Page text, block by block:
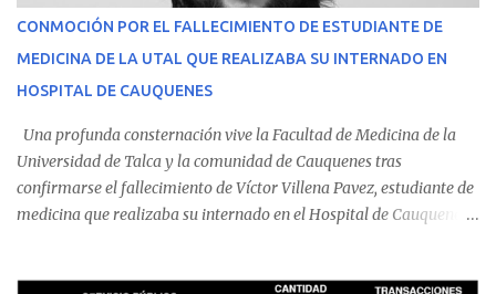
CONMOCIÓN POR EL FALLECIMIENTO DE ESTUDIANTE DE
MEDICINA DE LA UTAL QUE REALIZABA SU INTERNADO EN
HOSPITAL DE CAUQUENES
Una profunda consternación vive la Facultad de Medicina de la
Universidad de Talca y la comunidad de Cauquenes tras
confirmarse el fallecimiento de Víctor Villena Pavez, estudiante de
medicina que realizaba su internado en el Hospital de Cauquenes.